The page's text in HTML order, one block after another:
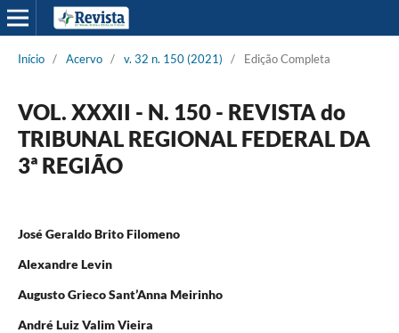
Início / Acervo / v. 32 n. 150 (2021) / Edição Completa
VOL. XXXII - N. 150 - REVISTA do
TRIBUNAL REGIONAL FEDERAL DA
3ª REGIÃO
José Geraldo Brito Filomeno
Alexandre Levin
Augusto Grieco Sant’Anna Meirinho
André Luiz Valim Vieira